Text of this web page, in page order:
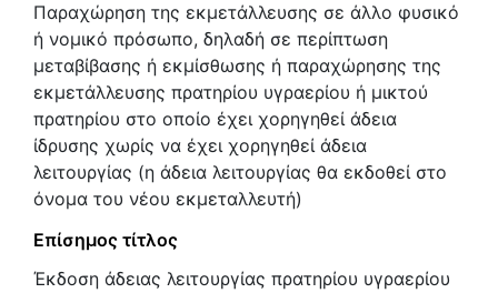
Παραχώρηση της εκμετάλλευσης σε άλλο φυσικό
ή νομικό πρόσωπο, δηλαδή σε περίπτωση
μεταβίβασης ή εκμίσθωσης ή παραχώρησης της
εκμετάλλευσης πρατηρίου υγραερίου ή μικτού
πρατηρίου στο οποίο έχει χορηγηθεί άδεια
ίδρυσης χωρίς να έχει χορηγηθεί άδεια
λειτουργίας (η άδεια λειτουργίας θα εκδοθεί στο
όνομα του νέου εκμεταλλευτή)
Επίσημος τίτλος
Έκδοση άδειας λειτουργίας πρατηρίου υγραερίου